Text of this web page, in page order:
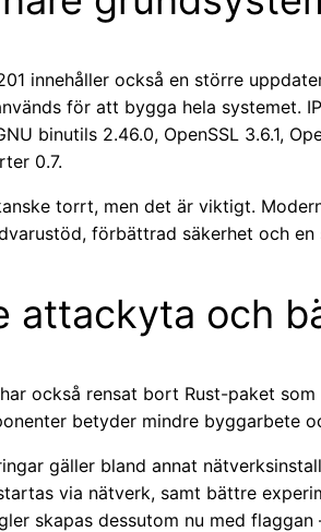
innehåller också en större
för att bygga hela systemet.
binutils 2.46.0, OpenSSL 3.6.1,
0.7.
torrt, men det är viktigt.
förbättrad säkerhet och
attackyta och
också rensat bort Rust-paket
betyder mindre byggarbete
gäller bland annat
via nätverk, samt bättre
skapas dessutom nu med